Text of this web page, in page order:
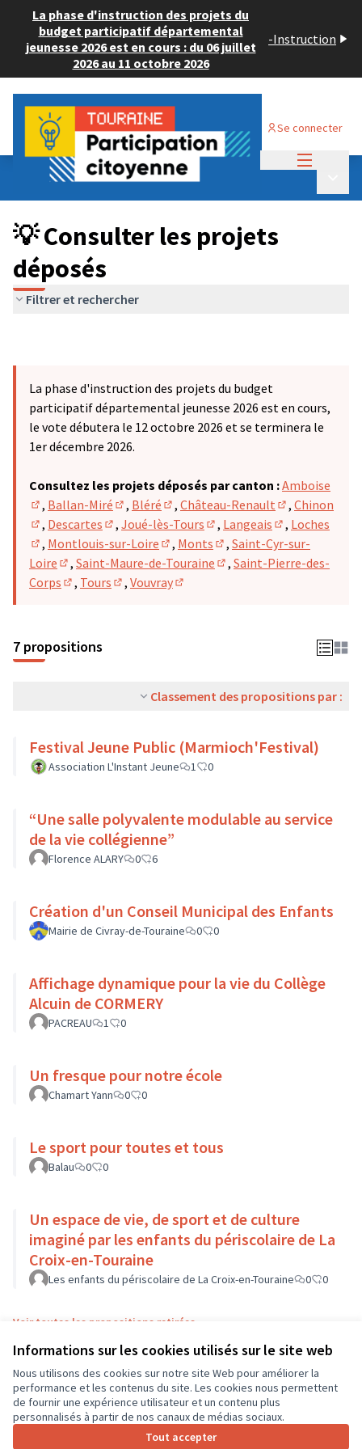
Informations sur les cookies utilisés sur le site web
Nous utilisons des cookies sur notre site Web pour améliorer la
performance et les contenus du site. Les cookies nous permettent
de fournir une expérience utilisateur et un contenu plus
personnalisés à partir de nos canaux de médias sociaux.
Tout accepter
La phase d'instruction des projets du
budget participatif départemental
jeunesse 2026 est en cours : du 06 juillet
2026 au 11 octobre 2026
-Instruction
Se connecter
Budget Participatif JEUNESSE 2026
💡 Consulter les projets déposés
💡 Consulter les projets
déposés
Filtrer et rechercher
La phase d'instruction des projets du budget
participatif départemental jeunesse 2026 est en cours,
le vote débutera le 12 octobre 2026 et se terminera le
1er décembre 2026.
Consultez les projets déposés par canton :Amboise
(S'ouvre dans un nouvel onglet)
, Ballan-Miré
(S'ouvre dans un nouvel onglet)
, Bléré
(S'ouvre dans un nouvel onglet)
, Château-Renault
(S'ouvre dans
, Chinon
(S'ouvre dans un nouvel onglet)
, Descartes
(S'ouvre dans un nouvel onglet)
, Joué-lès-Tours
(S'ouvre dans un nouvel
, Langeais
(S'ouvre dans
, Loches
(S'ouvre dans un nouvel onglet)
, Montlouis-sur-Loire
(S'ouvre dans un nouvel onglet)
, Monts
(S'ouvre dans un nouvel
, Saint-Cyr-sur-
Loire
(S'ouvre dans un nouvel onglet)
, Saint-Maure-de-Touraine
, Saint-Pierre-des-
Corps
, Tours
, Vouvray
7 propositions
Classement des propositions par :
Festival Jeune Public (Marmioch'Festival)
Association L'Instant Jeune 1 0
“Une salle polyvalente modulable au service
de la vie collégienne”
Florence ALARY 0 6
Création d'un Conseil Municipal des Enfants
Mairie de Civray-de-Touraine 0 0
Affichage dynamique pour la vie du Collège
Alcuin de CORMERY
PACREAU 1 0
Un fresque pour notre école
Chamart Yann 0 0
Le sport pour toutes et tous
Balau 0 0
Un espace de vie, de sport et de culture
imaginé par les enfants du périscolaire de La
Croix-en-Touraine
Les enfants du périscolaire de La Croix-en-Touraine 0 0
Voir toutes les propositions retirées
Conditions d'utilisation
Paramètres des cookies
CD37 sur X
(Lien externe)
CD37 sur Facebook
CD37 sur Instagram
CD37 sur YouTube
(Lien externe)